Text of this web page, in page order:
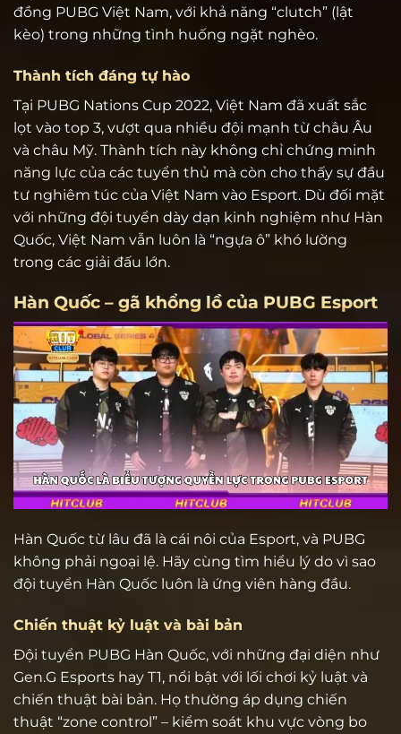
đồng PUBG Việt Nam, với khả năng “clutch” (lật
kèo) trong những tình huống ngặt nghèo.
Thành tích đáng tự hào
Tại PUBG Nations Cup 2022, Việt Nam đã xuất sắc
lọt vào top 3, vượt qua nhiều đội mạnh từ châu Âu
và châu Mỹ. Thành tích này không chỉ chứng minh
năng lực của các tuyển thủ mà còn cho thấy sự đầu
tư nghiêm túc của Việt Nam vào Esport. Dù đối mặt
với những đội tuyển dày dạn kinh nghiệm như Hàn
Quốc, Việt Nam vẫn luôn là “ngựa ô” khó lường
trong các giải đấu lớn.
Hàn Quốc – gã khổng lồ của PUBG Esport
Hàn Quốc từ lâu đã là cái nôi của Esport, và PUBG
không phải ngoại lệ. Hãy cùng tìm hiểu lý do vì sao
đội tuyển Hàn Quốc luôn là ứng viên hàng đầu.
Chiến thuật kỷ luật và bài bản
Đội tuyển PUBG Hàn Quốc, với những đại diện như
Gen.G Esports hay T1, nổi bật với lối chơi kỷ luật và
chiến thuật bài bản. Họ thường áp dụng chiến
thuật “zone control” – kiểm soát khu vực vòng bo